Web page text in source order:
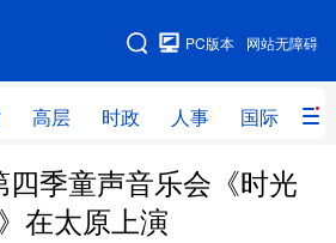
网站无障碍
PC版本
高层 时政 人事 国际 财
网站地图
层 时政 人事
网评
四季童声音乐会《时光
在太原上演